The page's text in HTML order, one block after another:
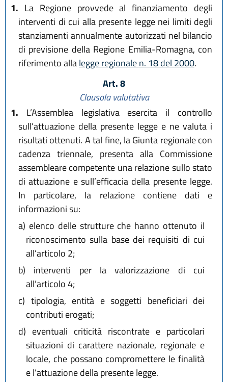
1. La Regione provvede al finanziamento degli
interventi di cui alla presente legge nei limiti degli
stanziamenti annualmente autorizzati nel bilancio
di previsione della Regione Emilia-Romagna, con
riferimento allalegge regionale n. 18 del 2000.
Art. 8
Clausola valutativa
1. L’Assemblea legislativa esercita il controllo
sull’attuazione della presente legge e ne valuta i
risultati ottenuti. A tal fine, la Giunta regionale con
cadenza triennale, presenta alla Commissione
assembleare competente una relazione sullo stato
di attuazione e sull’efficacia della presente legge.
In particolare, la relazione contiene dati e
informazioni su:
a) elenco delle strutture che hanno ottenuto il
riconoscimento sulla base dei requisiti di cui
all’articolo 2;
b) interventi per la valorizzazione di cui
all’articolo 4;
c) tipologia, entità e soggetti beneficiari dei
contributi erogati;
d) eventuali criticità riscontrate e particolari
situazioni di carattere nazionale, regionale e
locale, che possano compromettere le finalità
e l’attuazione della presente legge.